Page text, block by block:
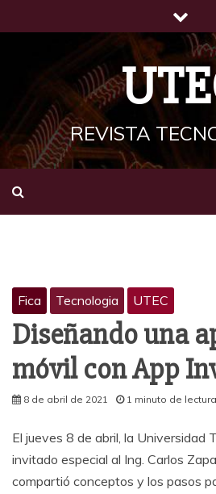
al
REVISTA
Fica Tecnologia UTEC
Diseñando una
móvil con App
8 de abril de 2021 1 minuto de lectura
El jueves 8 de abril, la Universidad
invitado especial al Ing. Carlos
compartió conceptos y los pasos